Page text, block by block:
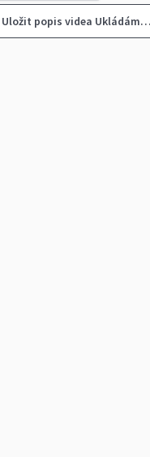
Uložit popis videa